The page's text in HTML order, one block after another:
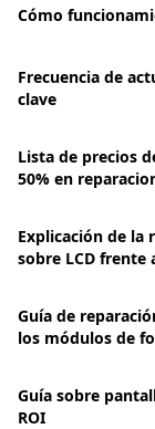
Cómo
Frecuencia de
clave
Lista de precios
50% en
Explicación de la
sobre LCD frente
Guía de
los módulos de
Guía sobre
ROI